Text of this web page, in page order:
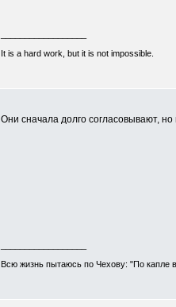
It is a hard work, but it is not impossible.
Они сначала долго согласовывают,
Всю жизнь пытаюсь по Чехову: "По капле